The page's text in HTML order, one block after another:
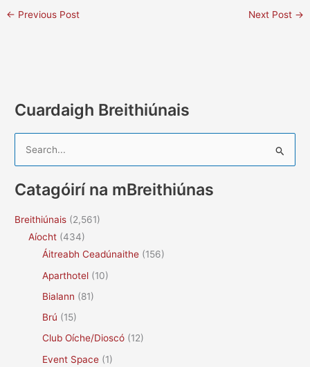
← Previous Post Next Post →
Cuardaigh Breithiúnais
r
c
Catagóirí na mBreithiúnas
Breithiúnais (2,561)
Aíocht (434)
Áitreabh Ceadúnaithe (156)
Aparthotel (10)
Bialann (81)
Brú (15)
Club Oíche/Dioscó (12)
Event Space (1)